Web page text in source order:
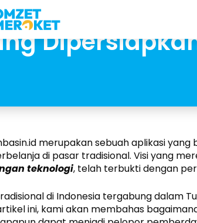
Aplikasi
merupakan sebuah aplikasi
di pasar tradisional. Visi yang
teknologi, telah terbukti dengan
di Indonesia tergabung dalam
ini, kami akan membahas